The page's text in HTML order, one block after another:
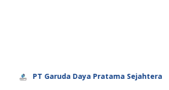
PT Garuda Daya Pratama Sejahtera